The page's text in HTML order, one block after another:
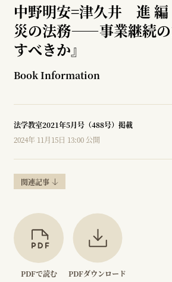
中野明安=津久井 進 編
災の法務――事業継続の
すべきか』
Book Information
法学教室2021年5月号（488号）掲載
2024年 11月15日 13:00 公開
関連記事
PDFで読む PDFダウンロード